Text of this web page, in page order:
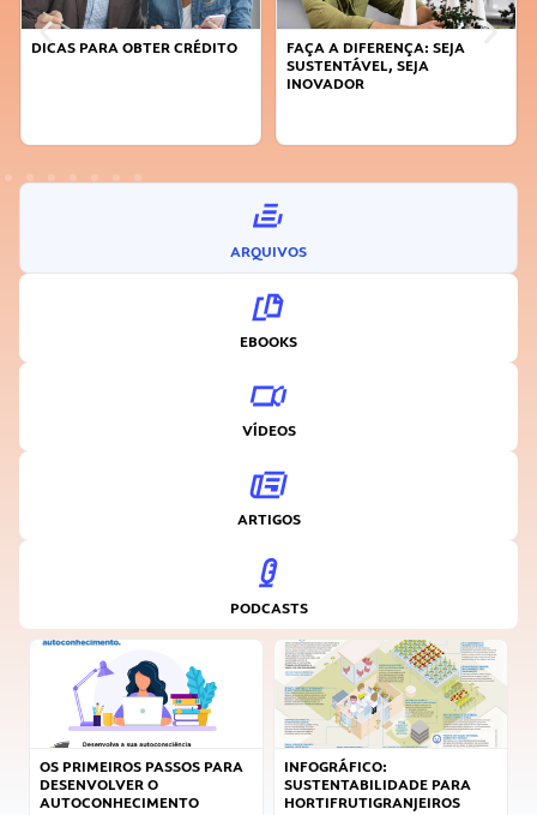
DICAS PARA OBTER CRÉDITO
FAÇA A DIFERENÇA: SEJA
SUSTENTÁVEL, SEJA
INOVADOR
ARQUIVOS
EBOOKS
VÍDEOS
ARTIGOS
PODCASTS
OS PRIMEIROS PASSOS PARA
DESENVOLVER O
AUTOCONHECIMENTO
INFOGRÁFICO:
SUSTENTABILIDADE PARA
HORTIFRUTIGRANJEIROS